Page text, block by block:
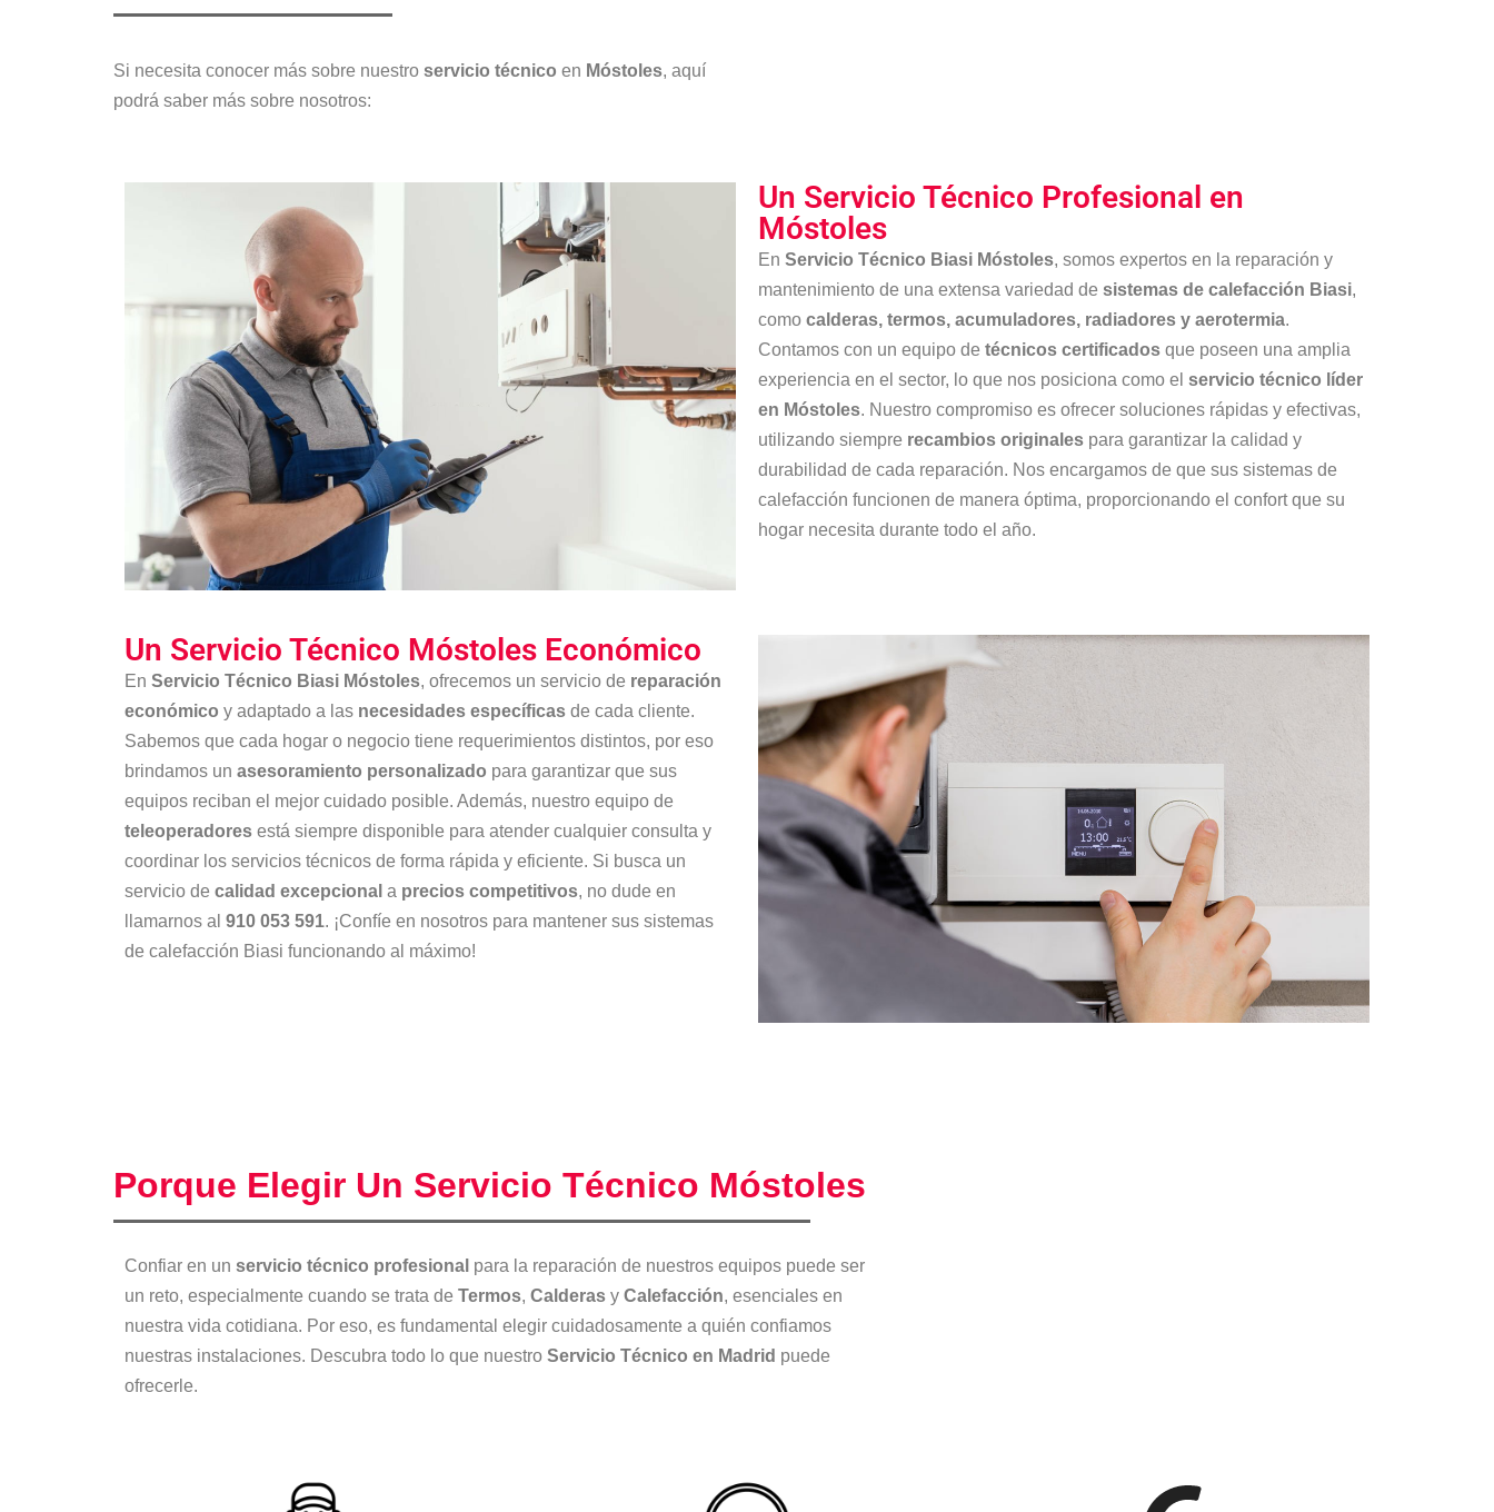
Si necesita conocer más sobre nuestro servicio técnico en Móstoles, aquí
podrá saber más sobre nosotros:
Un Servicio Técnico Profesional en
Móstoles
En Servicio Técnico Biasi Móstoles, somos expertos en la reparación y
mantenimiento de una extensa variedad de sistemas de calefacción Biasi,
como calderas, termos, acumuladores, radiadores y aerotermia.
Contamos con un equipo de técnicos certificados que poseen una amplia
experiencia en el sector, lo que nos posiciona como el servicio técnico líder
en Móstoles. Nuestro compromiso es ofrecer soluciones rápidas y efectivas,
utilizando siempre recambios originales para garantizar la calidad y
durabilidad de cada reparación. Nos encargamos de que sus sistemas de
calefacción funcionen de manera óptima, proporcionando el confort que su
hogar necesita durante todo el año.
Un Servicio Técnico Móstoles Económico
En Servicio Técnico Biasi Móstoles, ofrecemos un servicio de reparación
económico y adaptado a las necesidades específicas de cada cliente.
Sabemos que cada hogar o negocio tiene requerimientos distintos, por eso
brindamos un asesoramiento personalizado para garantizar que sus
equipos reciban el mejor cuidado posible. Además, nuestro equipo de
teleoperadores está siempre disponible para atender cualquier consulta y
coordinar los servicios técnicos de forma rápida y eficiente. Si busca un
servicio de calidad excepcional a precios competitivos, no dude en
llamarnos al 910 053 591. ¡Confíe en nosotros para mantener sus sistemas
de calefacción Biasi funcionando al máximo!
Porque Elegir Un Servicio Técnico Móstoles
Confiar en un servicio técnico profesional para la reparación de nuestros equipos puede ser
un reto, especialmente cuando se trata de Termos, Calderas y Calefacción, esenciales en
nuestra vida cotidiana. Por eso, es fundamental elegir cuidadosamente a quién confiamos
nuestras instalaciones. Descubra todo lo que nuestro Servicio Técnico en Madrid puede
ofrecerle.